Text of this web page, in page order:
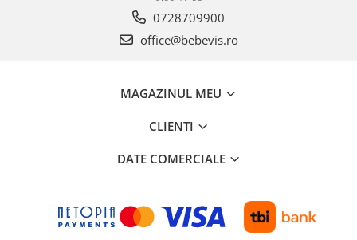
Patine gheata reglabile
Corturi si casute copii
Aparate fitness
Benzi de Alergare
0728709900
office@bebevis.ro
MAGAZINUL MEU
CLIENTI
DATE COMERCIALE